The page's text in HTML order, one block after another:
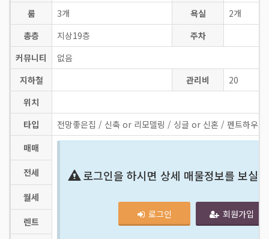
룸
3개 욕실
2개
총층
지상19층
주차
커뮤니티
없음
지하철
관리비
20
위치
타입
전망좋은집 / 신축 or 리모델링 / 싱글 or 신혼 / 펜트하우스
매매
로그인을 하시면 상세 매물정보를 보실
로그인 회원가입
전세
월세
렌트